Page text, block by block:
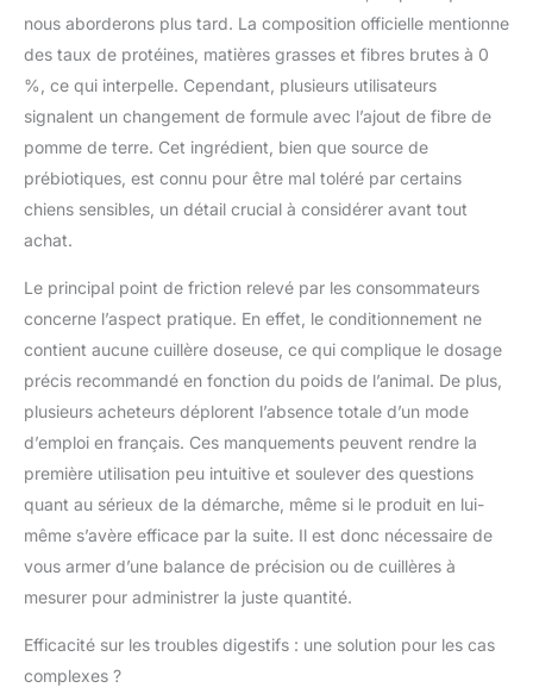
l’assimilation des
contribuer à un
système immunitaire
fort. ROUTINE
INTESTINALE FORTE =
NATURELLES: Un
intestin équilibré est la
aide à créer un
environnement
intestinal favorable au
quotidien. FIBRE DE
POMME DE TERRE &
FIBRE DE RIZ ≠ POMME
DE TERRE/RIZ:
Beaucoup pensent «
= risque d’allergie ». Ici,
il s’agit de sources de
fibres alimentaires pour
l’enrichissement en
comparables à l’aliment
nous aborderons plus tard. La composition officielle mentionne
des taux de protéines, matières grasses et fibres brutes à 0
%, ce qui interpelle. Cependant, plusieurs utilisateurs
signalent un changement de formule avec l’ajout de fibre de
pomme de terre. Cet ingrédient, bien que source de
prébiotiques, est connu pour être mal toléré par certains
chiens sensibles, un détail crucial à considérer avant tout
achat.
Le principal point de friction relevé par les consommateurs
concerne l’aspect pratique. En effet, le conditionnement ne
contient aucune cuillère doseuse, ce qui complique le dosage
précis recommandé en fonction du poids de l’animal. De plus,
plusieurs acheteurs déplorent l’absence totale d’un mode
d’emploi en français. Ces manquements peuvent rendre la
première utilisation peu intuitive et soulever des questions
quant au sérieux de la démarche, même si le produit en lui-
même s’avère efficace par la suite. Il est donc nécessaire de
vous armer d’une balance de précision ou de cuillères à
mesurer pour administrer la juste quantité.
Efficacité sur les troubles digestifs : une solution pour les cas
complexes ?